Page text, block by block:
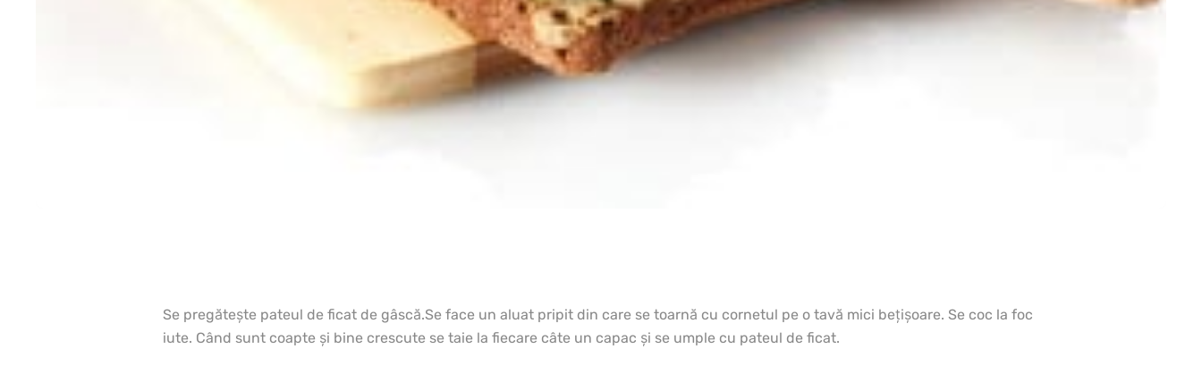
Se pregăteşte pateul de ficat de gâscă.Se face un aluat pripit din care se toarnă cu cornetul pe o tavă mici beţişoare. Se coc la foc
iute. Când sunt coapte şi bine crescute se taie la fiecare câte un capac şi se umple cu pateul de ficat.